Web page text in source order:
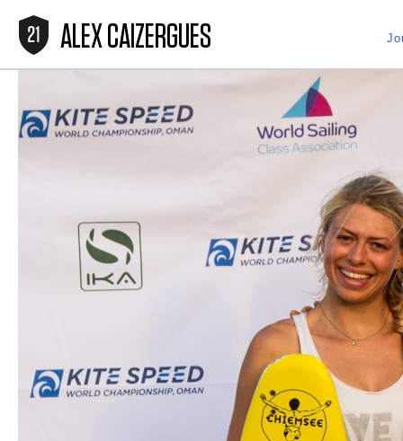
ALEX CAIZERGUES